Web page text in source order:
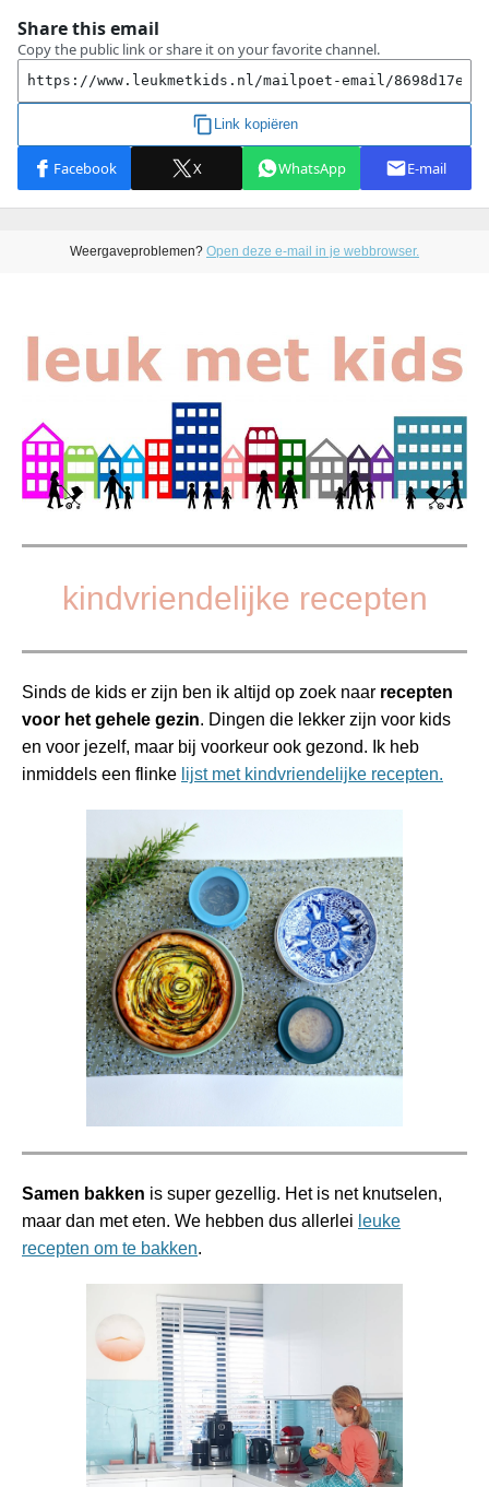
Weergaveproblemen? Open deze e-mail in je webbrowser.
kindvriendelijke recepten
Sinds de kids er zijn ben ik altijd op zoek naar recepten
voor het gehele gezin. Dingen die lekker zijn voor kids
en voor jezelf, maar bij voorkeur ook gezond. Ik heb
inmiddels een flinke lijst met kindvriendelijke recepten.
Samen bakken is super gezellig. Het is net knutselen,
maar dan met eten. We hebben dus allerlei leuke
recepten om te bakken.